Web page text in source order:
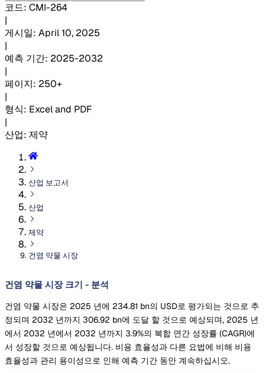
코드: CMI-264
|
게시일: April 10, 2025
|
예측 기간: 2025-2032
|
페이지: 250+
|
형식: Excel and PDF
|
산업: 제약
산업 보고서
산업
제약
건염 약물 시장
건염 약물 시장 크기 - 분석
건염 약물 시장은 2025 년에 234.81 bn의 USD로 평가되는 것으로 추
정되며 2032 년까지 306.92 bn에 도달 할 것으로 예상되며, 2025 년
에서 2032 년에서 2032 년까지 3.9%의 복합 연간 성장률 (CAGR)에
서 성장할 것으로 예상됩니다. 비용 효율성과 다른 요법에 비해 비용
효율성과 관리 용이성으로 인해 예측 기간 동안 계속하십시오.